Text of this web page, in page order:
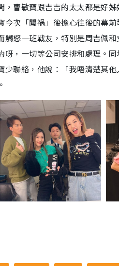
，曹敏寶跟吉吉的太太都是好
今次「闖禍」後擔心往後的幕
觸怒一班戰友，特別是周吉佩
呀，一切等公司安排和處理。
聯絡，他說：「我唔清楚其